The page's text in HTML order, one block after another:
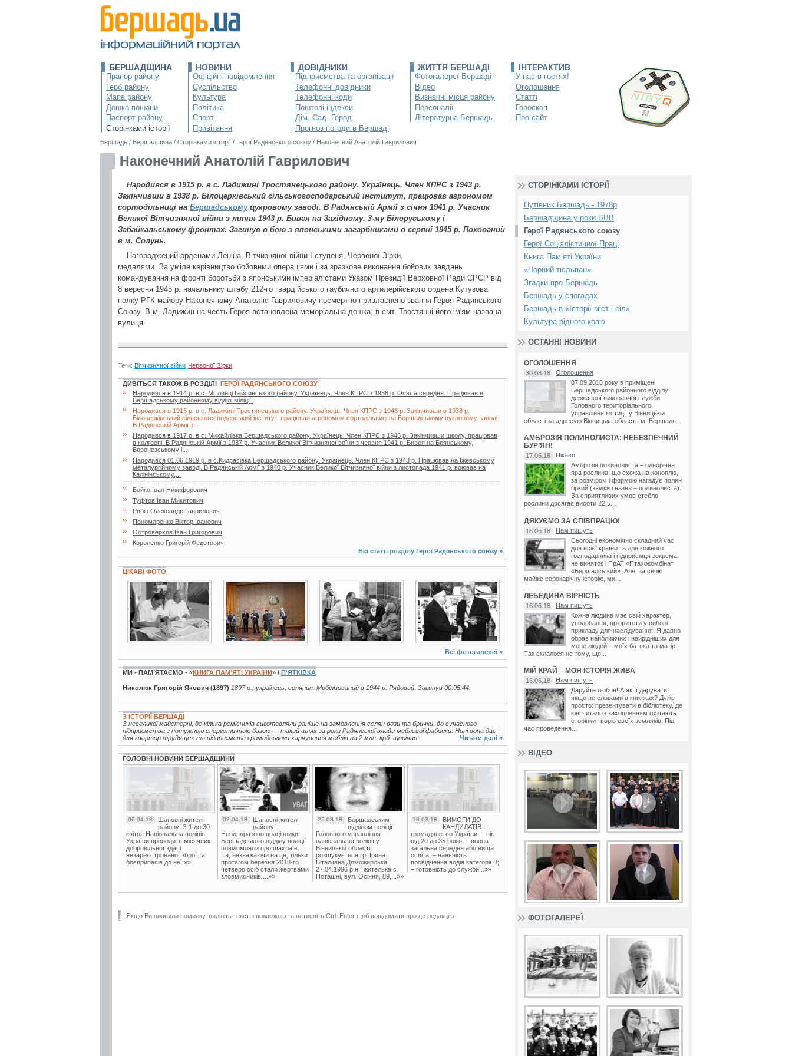
БЕРШАДЩИНА
Прапор району
Герб району
Мапа району
Дошка пошани
Паспорт району
Сторінками історії
НОВИНИ
Офіційні повідомлення
Суспільство
Культура
Політика
Спорт
Привітання
ДОВІДНИКИ
Підприємства та організації
Телефонні довідники
Телефонні коди
Поштові індекси
Дім. Сад. Город.
Прогноз погоди в Бершаді
ЖИТТЯ БЕРШАДІ
Фотогалереї Бершаді
Відео
Визначні місця району
Персоналії
Літературна Бершадь
ІНТЕРАКТИВ
У нас в гостях!
Оголошення
Статті
Гороскоп
Про сайт
Бершадь / Бершадщина / Сторінками історії / Герої Радянського союзу / Наконечний Анатолій Гаврилович
Наконечний Анатолій Гаврилович
Народився в 1915 р. в с. Ладижині Тростянецького району. Українець. Член КПРС з 1943 р.
Закінчивши в 1938 р. Білоцерківський сільськогосподарський інститут, працював агрономом
сортодільниці на Бершадськомуцукровому заводі. В Радянській Армії з січня 1941 р. Учасник
Великої Вітчизняної війни з липня 1943 р. Бився на Західному. 3-му Білоруському і
Забайкальському фронтах. Загинув в бою з японськими загарбниками в серпні 1945 р. Похований
в м. Солунь.
Нагороджений орденами Леніна, Вітчизняної війни І ступеня, Червоної Зірки,
медалями. За уміле керівництво бойовими операціями і за зразкове виконання бойових завдань
командування на фронті боротьби з японськими імперіалістами Указом Президії Верховної Ради СРСР від
8 вересня 1945 р. начальнику штабу 212-го гвардійського гаубичного артилерійського ордена Кутузова
полку РГК майору Наконечному Анатолію Гавриловичу посмертно привласнено звання Героя Радянського
Союзу. В м. Ладижин на честь Героя встановлена меморіальна дошка, в смт. Тростянці його ім'ям названа
вулиця.
Теги: Вітчизняної війни Червоної Зірки
ДИВІТЬСЯ ТАКОЖ В РОЗДІЛІ ГЕРОЇ РАДЯНСЬКОГО СОЮЗУ
»
Народився в 1914 р. в с. Мітлинці Гайсинського району. Українець. Член КПРС з 1938 р. Освіта середня. Працював в
Бершадському районному відділі міліції.
»
Народився в 1915 р. в с. Ладижині Тростянецького району. Українець. Член КПРС з 1943 р. Закінчивши в 1938 р.
Білоцерківський сільськогосподарський інститут, працював агрономом сортодільниці на Бершадському цукровому заводі.
В Радянській Армії з...
»
Народився в 1917 р. в с. Михайлівка Бершадського району. Українець. Член КПРС з 1943 р. Закінчивши школу, працював
в колгоспі. В Радянській Армії з 1937 р. Учасник Великої Вітчизняної воїни з червня 1941 р. Бився на Брянському,
Воронезському і...
»
Народився 01.06.1919 р. в с.Кидрасівка Бершадського району. Українець. Член КПРС з 1943 р. Працював на Іжевському
металургійному заводі. В Радянській Армії з 1940 р. Учасник Великої Вітчизняної війни з листопада 1941 р. воював на
Калінінському,...
» Бойко Іван Никифорович
» Туфтов Іван Микитович
» Рибін Олександр Гаврилович
» Пономаренко Віктор Іванович
» Островерхов Іван Григорович
»
Короленко Григорій Федотович
Всі статті розділу Герої Радянського союзу »
ЦІКАВІ ФОТО
4 фото 4 фото 2 фото
Всі фотогалереї »
МИ - ПАМ’ЯТАЄМО - «КНИГА ПАМ’ЯТІ УКРАЇНИ» / П'ЯТКІВКА
Николюк Григорій Якович (1897) 1897 р., українець, селянин. Мобілізований в 1944 р. Рядовий. Загинув 00.05.44.
З ІСТОРІЇ БЕРШАДІ
З невеликої майстерні, де кілька ремісників виготовляли раніше на замовлення селян вози та брички, до сучасного
підприємства з потужною енергетичною базою — такий шлях за роки Радянської влади меблевої фабрики. Нині вона дає
для квартир трудящих та підприємств громадського харчування меблів на 2 млн. крб. щорічно.
Читати далі »
ГОЛОВНІ НОВИНИ БЕРШАДЩИНИ
06.04.18
Шановні жителі
району! З 1 до 30
квітня Національна поліція
України проводить місячник
добровільної здачі
незареєстрованої зброї та
боєприпасів до неї.»»
02.04.18
Шановні жителі
району!
Неодноразово працівники
Бершадського відділу поліції
повідомляли про шахраїв.
Та, незважаючи на це, тільки
протягом березня 2018-го
четверо осіб стали жертвами
зловмисників....»»
25.03.18
Бершадським
відділом поліції
Головного управління
національної поліції у
Вінницькій області
розшукується гр. Ірина
Віталіївна Доможирська,
27.04.1996 р.н., жителька с.
Поташні, вул. Осіння, 89,...»»
18.03.18
ВИМОГИ ДО
КАНДИДАТІВ: –
громадянство України; – вік
від 20 до 35 років; – повна
загальна середня або вища
освіта; – наявність
посвідчення водія категорії В;
– готовність до служби...»»
Якщо Ви виявили помилку, виділіть текст з помилкою та натисніть Ctrl+Enter щоб повідомити про це редакцію
СТОРІНКАМИ ІСТОРІЇ
Путівник Бершадь - 1978р
Бершадщина у роки ВВВ
Герої Радянського союзу
Герої Соціалістичної Праці
Книга Пам’яті України
«Чорний тюльпан»
Згадки про Бершадь
Бершадь у спогадах
Бершадь в «Історії міст і сіл»
Культура рідного краю
ОСТАННІ НОВИНИ
ОГОЛОШЕННЯ
30.08.18
Оголошення
07.09.2018 року в приміщені
Бершадського районного відділу
державної виконавчої служби
Головного територіального
управління юстиції у Вінницькій
області за адресую Вінницька область м. Бершадь...
АМБРОЗІЯ ПОЛИНОЛИСТА: НЕБЕЗПЕЧНИЙ
БУР’ЯН!
17.06.18
Цікаво
Амброзія полинолиста – однорічна
яра рослина, що схожа на коноплю,
за розміром і формою нагадує полин
гіркий (звідки і назва – полинолиста).
За сприятливих умов стебло
рослини досягає висоти 22,5...
ДЯКУЄМО ЗА СПІВПРАЦЮ!
16.06.18
Нам пишуть
Сьогодні економічно складний час
для всієї країни та для кожного
господарника і підприємця зокрема,
не виняток і ПрАТ «Птахокомбінат
«Бершадсь кий». Але, за свою
майже сорокарічну історію, ми...
ЛЕБЕДИНА ВІРНІСТЬ
16.06.18
Нам пишуть
Кожна людина має свій характер,
уподобання, пріоритети у виборі
прикладу для наслідування. Я давно
обрав найближчих і найрідніших для
мене людей – моїх батька та матір.
Так склалося не тому, що...
МІЙ КРАЙ – МОЯ ІСТОРІЯ ЖИВА
16.06.18
Нам пишуть
Даруйте любов! А як її дарувати,
якщо не словами в книжках? Дуже
просто: презентувати в бібліотеку, де
юні читачі із захопленням гортають
сторінки творів своїх земляків. Під
час проведення...
ВІДЕО
ФОТОГАЛЕРЕЇ